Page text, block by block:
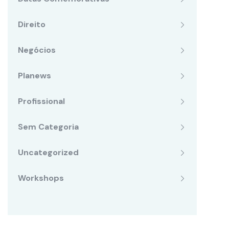
Direito
Negócios
Planews
Profissional
Sem Categoria
Uncategorized
Workshops